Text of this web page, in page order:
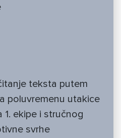
teksta putem
poluvremenu utakice
1. ekipe i stručnog
svrhe